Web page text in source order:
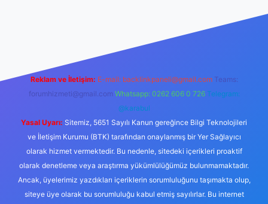
Reklam ve İletişim: E-mail: backlinkpaneli@gmail.com Teams:
forumhizmeti@gmail.com Whatsapp: 0262 606 0 726 Telegram:
@karabul
Yasal Uyarı: Sitemiz, 5651 Sayılı Kanun gereğince Bilgi Teknolojileri
ve İletişim Kurumu (BTK) tarafından onaylanmış bir Yer Sağlayıcı
olarak hizmet vermektedir. Bu nedenle, sitedeki içerikleri proaktif
olarak denetleme veya araştırma yükümlülüğümüz bulunmamaktadır.
Ancak, üyelerimiz yazdıkları içeriklerin sorumluluğunu taşımakta olup,
siteye üye olarak bu sorumluluğu kabul etmiş sayılırlar. Bu internet